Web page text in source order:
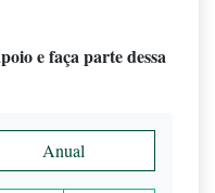
e faça parte dessa
Anual